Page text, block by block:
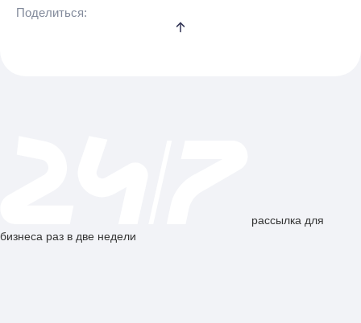
Поделиться:
рассылка для
бизнеса раз в две недели